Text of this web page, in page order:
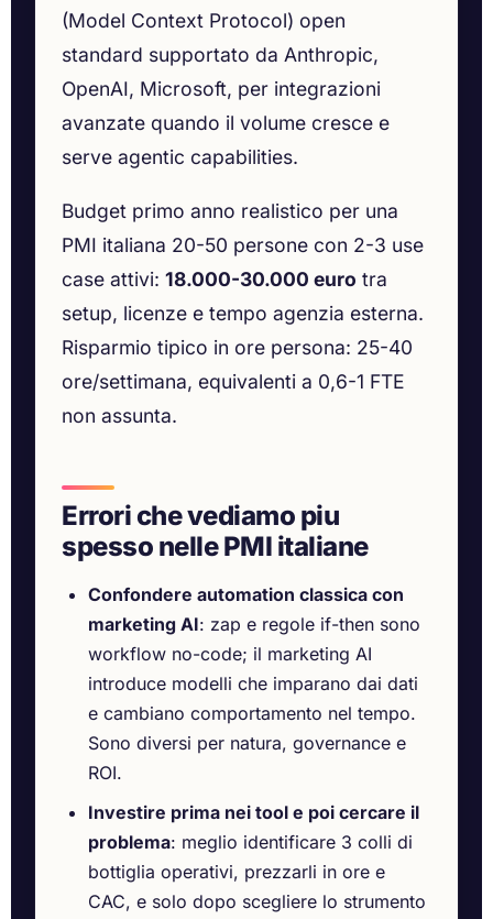
(Model Context Protocol) open
standard supportato da Anthropic,
OpenAI, Microsoft, per integrazioni
avanzate quando il volume cresce e
serve agentic capabilities.
Budget primo anno realistico per una
PMI italiana 20-50 persone con 2-3 use
case attivi: 18.000-30.000 euro tra
setup, licenze e tempo agenzia esterna.
Risparmio tipico in ore persona: 25-40
ore/settimana, equivalenti a 0,6-1 FTE
non assunta.
Errori che vediamo piu
spesso nelle PMI italiane
Confondere automation classica con
marketing AI: zap e regole if-then sono
workflow no-code; il marketing AI
introduce modelli che imparano dai dati
e cambiano comportamento nel tempo.
Sono diversi per natura, governance e
ROI.
Investire prima nei tool e poi cercare il
problema: meglio identificare 3 colli di
bottiglia operativi, prezzarli in ore e
CAC, e solo dopo scegliere lo strumento